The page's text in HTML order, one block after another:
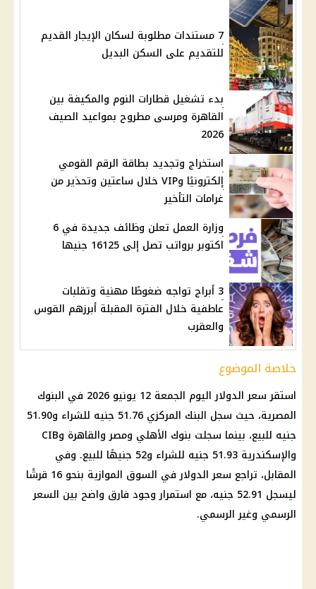
7 مستندات مطلوبة لسكان الإيجار القديم
للتقديم على السكن البديل
بدء تشغيل قطارات النوم والمكيفة بين
القاهرة ومرسى مطروح بمواعيد الصيف
2026
استخراج وتجديد بطاقة الرقم القومي
إلكترونيًا وVIP خلال ساعتين وتحذير من
غرامات التأخير
وزارة العمل تعلن وظائف جديدة في 6
اكتوبر برواتب تصل إلى 16125 جنيها
3 أبراج تواجه ضغوطًا مهنية وتقلبات
عاطفية خلال الفترة المقبلة أبرزهم القوس
والعقرب
خلاصة الموضوع
استقرسعر الدولار اليوم الجمعة 12 يونيو 2026 في
البنوك
المصرية، حيث سجل البنك المركزي
51.76 جنيه للشراء و51.90
جنيه للبيع، بينما سجلت بنوك الأهلي ومصر والقاهرة وCIB
والإسكندرية 51.93 جنيه للشراء و52 جنيهًا للبيع. وفي
المقابل، تراجع سعر الدولار في السوق الموازية
بنحو 16 قرشًا
ليسجل 52.91 جنيه، مع استمرار وجود فارق واضح بين السعر
الرسمي وغير الرسمي.